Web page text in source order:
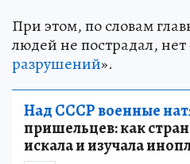
При этом, по словам
людей не пострадал, нет
разрушений».
Над СССР военные
пришельцев: как
искала и изучала